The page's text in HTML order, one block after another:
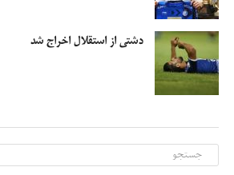
دشتی از استقلال اخراج شد